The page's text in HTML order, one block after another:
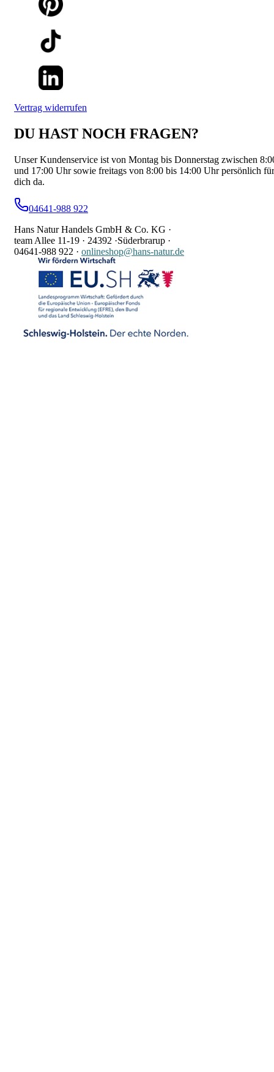
Vertrag widerrufen
DU HAST NOCH FRAGEN?
Unser Kundenservice ist von Montag bis Donnerstag zwischen
und 17:00 Uhr sowie freitags von 8:00 bis 14:00 Uhr persönlich für
dich da.
04641-988 922
Hans Natur Handels GmbH & Co. KG ·
team Allee 11-19 · 24392 ·Süderbrarup ·
04641-988 922 · onlineshop@hans-natur.de